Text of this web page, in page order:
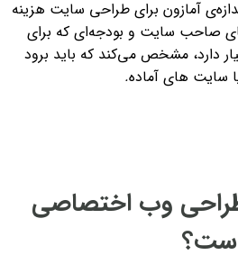
آمازون برای طراحی سایت هزینه
صاحب سایت و بودجه‌ای که برای
دارد، مشخص می‌کند که باید برود
سایت های آماده.
وب اختصاصی